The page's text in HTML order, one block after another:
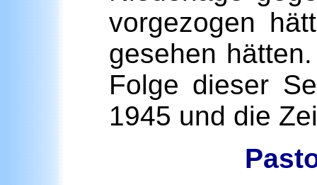
vorgezogen
gesehen
Folge dieser
1945 und die